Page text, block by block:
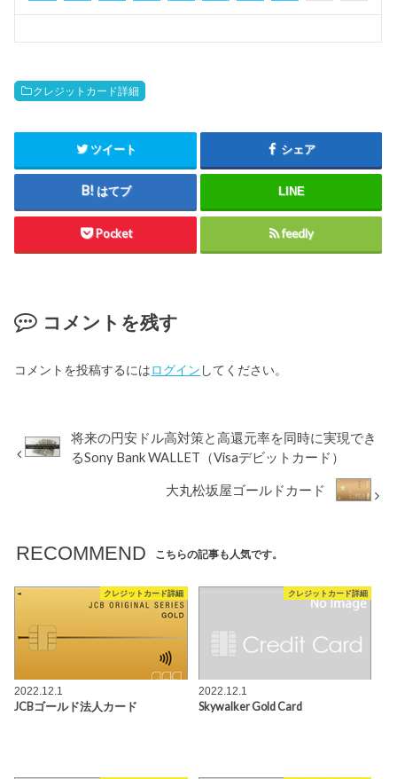
クレジットカード詳細
ツイート シェア
はてブ LINE
Pocket feedly
コメントを残す
コメントを投稿するにはログイン してください。
将来の円安ドル高対策と高還元率を同時に実現でき
るSony Bank WALLET（Visaデビットカード）
大丸松坂屋ゴールドカード
RECOMMEND こちらの記事も人気です。
クレジットカード詳細
2022.12.1
JCBゴールド法人カード
クレジットカード詳細
2022.12.1
Skywalker Gold Card